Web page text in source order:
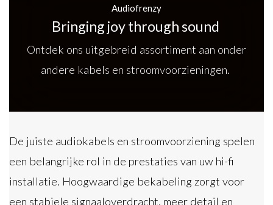
Audiofrenzy
Bringing joy through sound
Ontdek ons uitgebreid assortiment aan onder
andere kabels en stroomvoorzieningen.
De juiste audiokabels en stroomvoorziening spelen
een belangrijke rol in de prestaties van uw hi-fi
installatie. Hoogwaardige bekabeling zorgt voor
een stabiele signaaloverdracht, meer detail en